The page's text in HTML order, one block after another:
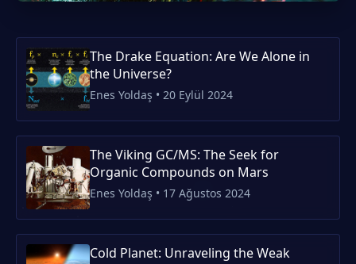
The Drake Equation: Are We Alone in
the Universe?
Enes Yoldaş • 20 Eylül 2024
The Viking GC/MS: The Seek for
Organic Compounds on Mars
Enes Yoldaş • 17 Ağustos 2024
Cold Planet: Unraveling the Weak